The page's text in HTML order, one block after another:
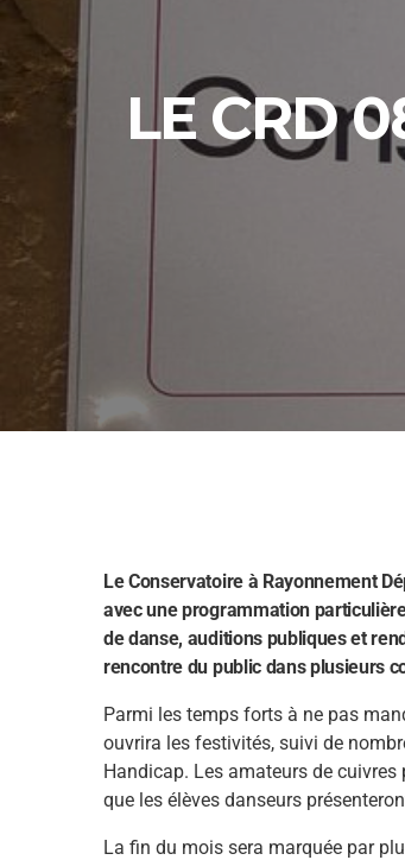
LE CRD
Le Conservatoire à Rayonnement
avec une programmation
de danse, auditions publiques et
rencontre du public dans plusieurs
Parmi les temps forts à ne pas
ouvrira les festivités, suivi de
Handicap. Les amateurs de
que les élèves danseurs
La fin du mois sera marquée par